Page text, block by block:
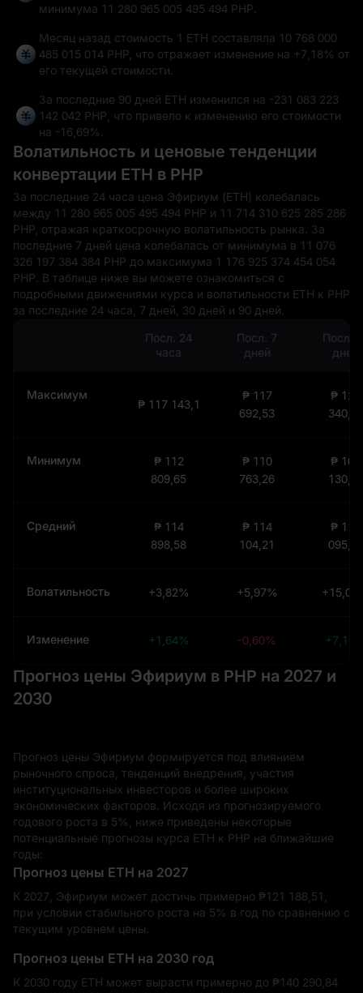
минимума 11 280 965 005 495 494 PHP.
Месяц назад стоимость 1 ETH составляла 10 768 000
485 015 014 PHP, что отражает изменение на +7,18% от
его текущей стоимости.
За последние 90 дней ETH изменился на -231 083 223
142 042 PHP, что привело к изменению его стоимости
на -16,69%.
Волатильность и ценовые тенденции
конвертации ETH в PHP
За последние 24 часа цена Эфириум (ETH) колебалась
между 11 280 965 005 495 494 PHP и 11 714 310 625 285 286
PHP, отражая краткосрочную волатильность рынка. За
последние 7 дней цена колебалась от минимума в 11 076
326 197 384 384 PHP до максимума 1 176 925 374 454 054
PHP. В таблице ниже вы можете ознакомиться с
подробными движениями курса и волатильности ETH к PHP
за последние 24 часа, 7 дней, 30 дней и 90 дней.
Посл. 24
часа
Посл. 7
дней
Посл.
дней
Максимум
₱ 117 143,1
₱ 117
692,53
₱ 120
340,01
Минимум
₱ 112
809,65
₱ 110
763,26
₱ 104
130,58
Средний
₱ 114
898,58
₱ 114
104,21
₱ 113
095,91
Волатильность +3,82% +5,97%
Изменение +1,64% -0,60%
Прогноз цены Эфириум в PHP на 2027 и
2030
Прогноз цены Эфириум формируется под влиянием
рыночного спроса, тенденций внедрения, участия
институциональных инвесторов и более широких
экономических факторов. Исходя из прогнозируемого
годового роста в 5%, ниже приведены некоторые
потенциальные прогнозы курса ETH к PHP на ближайшие
годы:
Прогноз цены ETH на 2027
К 2027, Эфириум может достичь примерно ₱‎121 188,51,
при условии стабильного роста на 5% в год по сравнению с
текущим уровнем цены.
Прогноз цены ETH на 2030 год
К 2030 году ETH может вырасти примерно до ₱‎140 290,84